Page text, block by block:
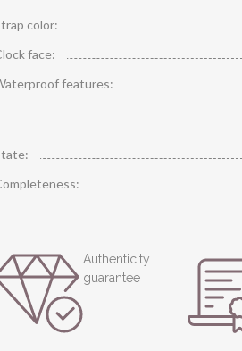
color:
face:
features:
Authenticity
guarantee